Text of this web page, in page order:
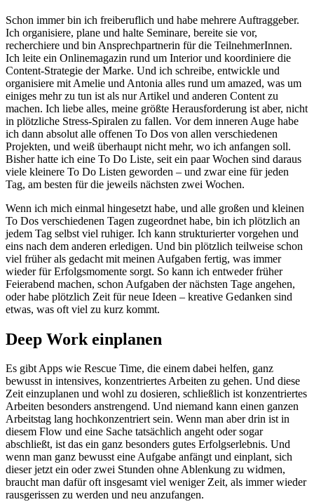
Schon immer bin ich freiberuflich und habe mehrere Auftraggeber.
Ich organisiere, plane und halte Seminare, bereite sie vor,
recherchiere und bin Ansprechpartnerin für die TeilnehmerInnen.
Ich leite ein Onlinemagazin rund um Interior und koordiniere die
Content-Strategie der Marke. Und ich schreibe, entwickle und
organisiere mit Amelie und Antonia alles rund um amazed, was um
einiges mehr zu tun ist als nur Artikel und anderen Content zu
machen. Ich liebe alles, meine größte Herausforderung ist aber, nicht
in plötzliche Stress-Spiralen zu fallen. Vor dem inneren Auge habe
ich dann absolut alle offenen To Dos von allen verschiedenen
Projekten, und weiß überhaupt nicht mehr, wo ich anfangen soll.
Bisher hatte ich eine To Do Liste, seit ein paar Wochen sind daraus
viele kleinere To Do Listen geworden – und zwar eine für jeden
Tag, am besten für die jeweils nächsten zwei Wochen.
Wenn ich mich einmal hingesetzt habe, und alle großen und kleinen
To Dos verschiedenen Tagen zugeordnet habe, bin ich plötzlich an
jedem Tag selbst viel ruhiger. Ich kann strukturierter vorgehen und
eins nach dem anderen erledigen. Und bin plötzlich teilweise schon
viel früher als gedacht mit meinen Aufgaben fertig, was immer
wieder für Erfolgsmomente sorgt. So kann ich entweder früher
Feierabend machen, schon Aufgaben der nächsten Tage angehen,
oder habe plötzlich Zeit für neue Ideen – kreative Gedanken sind
etwas, was oft viel zu kurz kommt.
Deep Work einplanen
Es gibt Apps wie Rescue Time, die einem dabei helfen, ganz
bewusst in intensives, konzentriertes Arbeiten zu gehen. Und diese
Zeit einzuplanen und wohl zu dosieren, schließlich ist konzentriertes
Arbeiten besonders anstrengend. Und niemand kann einen ganzen
Arbeitstag lang hochkonzentriert sein. Wenn man aber drin ist in
diesem Flow und eine Sache tatsächlich angeht oder sogar
abschließt, ist das ein ganz besonders gutes Erfolgserlebnis. Und
wenn man ganz bewusst eine Aufgabe anfängt und einplant, sich
dieser jetzt ein oder zwei Stunden ohne Ablenkung zu widmen,
braucht man dafür oft insgesamt viel weniger Zeit, als immer wieder
rausgerissen zu werden und neu anzufangen.